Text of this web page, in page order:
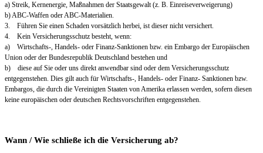
a) Streik, Kernenergie, Maßnahmen der Staatsgewalt (z. B. Einreiseverweigerung)
b) ABC-Waffen oder ABC-Materialien.
3. Führen Sie einen Schaden vorsätzlich herbei, ist dieser nicht versichert.
4. Kein Versicherungsschutz besteht, wenn:
a) Wirtschafts-, Handels- oder Finanz-Sanktionen bzw. ein Embargo der Europäischen
Union oder der Bundesrepublik Deutschland bestehen und
b) diese auf Sie oder uns direkt anwendbar sind oder dem Versicherungsschutz
entgegenstehen. Dies gilt auch für Wirtschafts-, Handels- oder Finanz- Sanktionen bzw.
Embargos, die durch die Vereinigten Staaten von Amerika erlassen werden, sofern diesen
keine europäischen oder deutschen Rechtsvorschriften entgegenstehen.
Wann / Wie schließe ich die Versicherung ab?